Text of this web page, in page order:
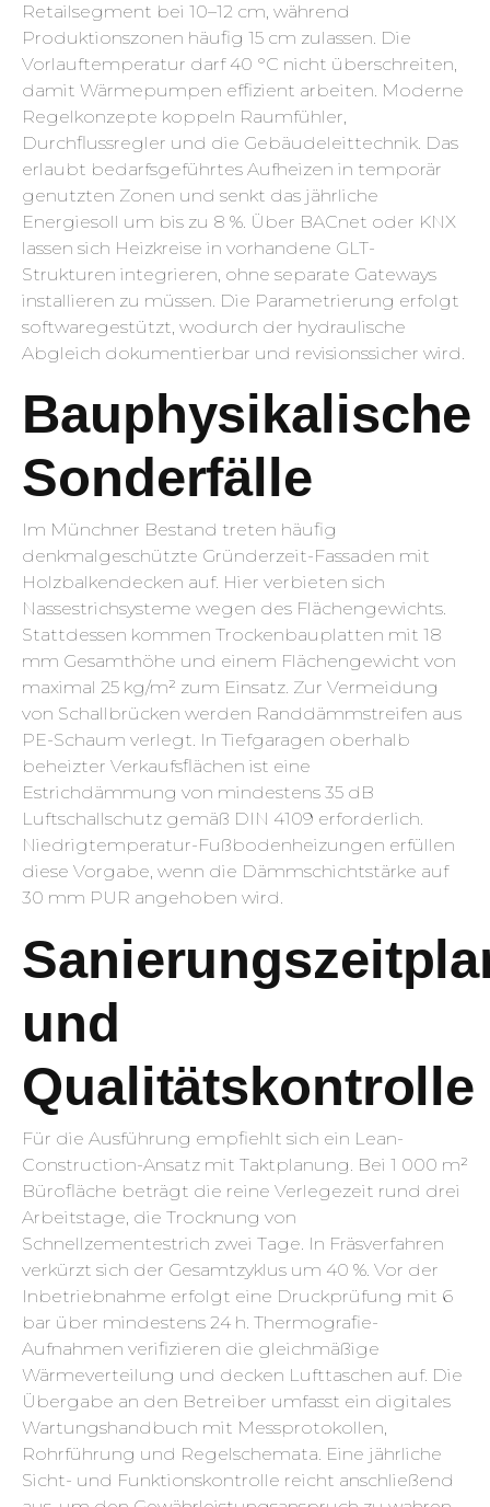
Retailsegment bei 10–12 cm, während
Produktionszonen häufig 15 cm zulassen. Die
Vorlauftemperatur darf 40 °C nicht überschreiten,
damit Wärmepumpen effizient arbeiten. Moderne
Regelkonzepte koppeln Raumfühler,
Durchflussregler und die Gebäudeleittechnik. Das
erlaubt bedarfsgeführtes Aufheizen in temporär
genutzten Zonen und senkt das jährliche
Energiesoll um bis zu 8 %. Über BACnet oder KNX
lassen sich Heizkreise in vorhandene GLT-
Strukturen integrieren, ohne separate Gateways
installieren zu müssen. Die Parametrierung erfolgt
softwaregestützt, wodurch der hydraulische
Abgleich dokumentierbar und revisionssicher wird.
Bauphysikalische
Sonderfälle
Im Münchner Bestand treten häufig
denkmalgeschützte Gründerzeit-Fassaden mit
Holzbalkendecken auf. Hier verbieten sich
Nassestrichsysteme wegen des Flächengewichts.
Stattdessen kommen Trockenbauplatten mit 18
mm Gesamthöhe und einem Flächengewicht von
maximal 25 kg/m² zum Einsatz. Zur Vermeidung
von Schallbrücken werden Randdämmstreifen aus
PE-Schaum verlegt. In Tiefgaragen oberhalb
beheizter Verkaufsflächen ist eine
Estrichdämmung von mindestens 35 dB
Luftschallschutz gemäß DIN 4109 erforderlich.
Niedrigtemperatur-Fußbodenheizungen erfüllen
diese Vorgabe, wenn die Dämmschichtstärke auf
30 mm PUR angehoben wird.
und
Qualitätskontrolle
Für die Ausführung empfiehlt sich ein Lean-
Construction-Ansatz mit Taktplanung. Bei 1 000 m²
Bürofläche beträgt die reine Verlegezeit rund drei
Arbeitstage, die Trocknung von
Schnellzementestrich zwei Tage. In Fräsverfahren
verkürzt sich der Gesamtzyklus um 40 %. Vor der
Inbetriebnahme erfolgt eine Druckprüfung mit 6
bar über mindestens 24 h. Thermografie-
Aufnahmen verifizieren die gleichmäßige
Wärmeverteilung und decken Lufttaschen auf. Die
Übergabe an den Betreiber umfasst ein digitales
Wartungshandbuch mit Messprotokollen,
Rohrführung und Regelschemata. Eine jährliche
Sicht- und Funktionskontrolle reicht anschließend